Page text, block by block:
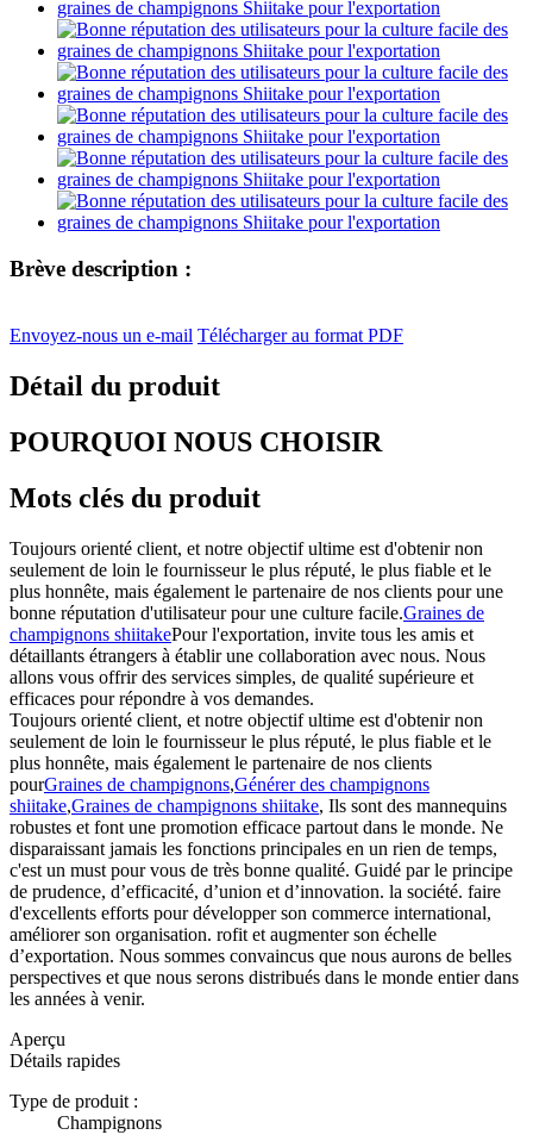
Brève description :
Envoyez-nous un e-mail Télécharger au format PDF
Détail du produit
POURQUOI NOUS CHOISIR
Mots clés du produit
Toujours orienté client, et notre objectif ultime est d'obtenir non
seulement de loin le fournisseur le plus réputé, le plus fiable et le
plus honnête, mais également le partenaire de nos clients pour une
bonne réputation d'utilisateur pour une culture facile.Graines de
champignons shiitakePour l'exportation, invite tous les amis et
détaillants étrangers à établir une collaboration avec nous. Nous
allons vous offrir des services simples, de qualité supérieure et
efficaces pour répondre à vos demandes.
Toujours orienté client, et notre objectif ultime est d'obtenir non
seulement de loin le fournisseur le plus réputé, le plus fiable et le
plus honnête, mais également le partenaire de nos clients
pourGraines de champignons,Générer des champignons
shiitake,Graines de champignons shiitake, Ils sont des mannequins
robustes et font une promotion efficace partout dans le monde. Ne
disparaissant jamais les fonctions principales en un rien de temps,
c'est un must pour vous de très bonne qualité. Guidé par le principe
de prudence, d’efficacité, d’union et d’innovation. la société. faire
d'excellents efforts pour développer son commerce international,
améliorer son organisation. rofit et augmenter son échelle
d’exportation. Nous sommes convaincus que nous aurons de belles
perspectives et que nous serons distribués dans le monde entier dans
les années à venir.
Aperçu
Détails rapides
Type de produit :
Champignons